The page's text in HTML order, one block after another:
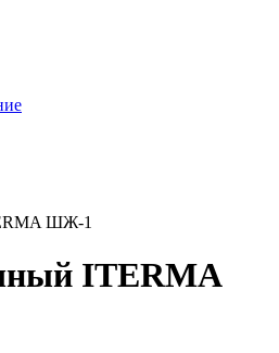
ШЖ-1
ITERMA